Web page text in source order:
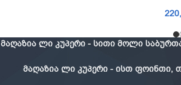
მაღაზია ლი კუპერი - სითი მოლი
მაღაზია ლი კუპერი - ისთ ფოინთი,